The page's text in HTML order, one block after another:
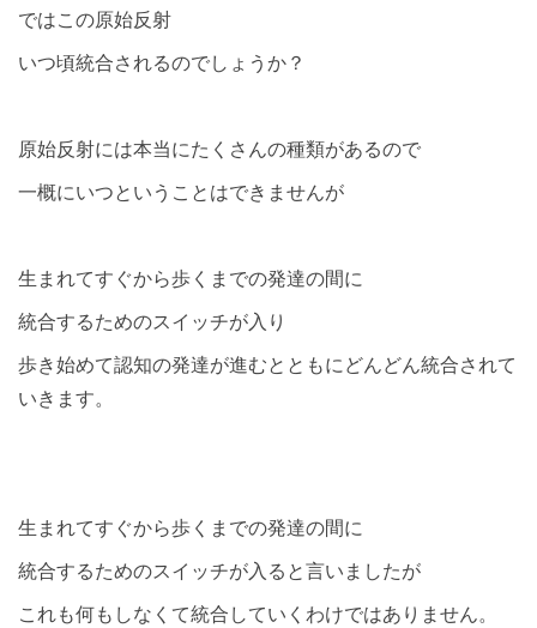
ではこの原始反射
いつ頃統合されるのでしょうか？
原始反射には本当にたくさんの種類があるので
一概にいつということはできませんが
生まれてすぐから歩くまでの発達の間に
統合するためのスイッチが入り
歩き始めて認知の発達が進むとともにどんどん統合されて
いきます。
生まれてすぐから歩くまでの発達の間に
統合するためのスイッチが入ると言いましたが
これも何もしなくて統合していくわけではありません。